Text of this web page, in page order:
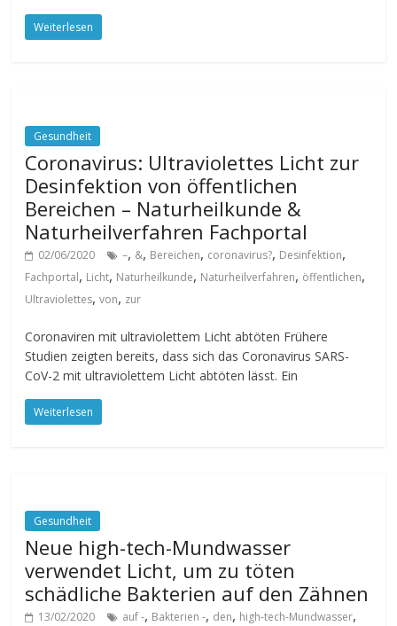
Weiterlesen
Gesundheit
Coronavirus: Ultraviolettes Licht zur
Desinfektion von öffentlichen
Bereichen – Naturheilkunde &
Naturheilverfahren Fachportal
02/06/2020 –, &, Bereichen, coronavirus?, Desinfektion,
Fachportal, Licht, Naturheilkunde, Naturheilverfahren, öffentlichen,
Ultraviolettes,von, zur
Coronaviren mit ultraviolettem Licht abtöten Frühere
Studien zeigten bereits, dass sich das Coronavirus SARS-
CoV-2 mit ultraviolettem Licht abtöten lässt. Ein
Weiterlesen
Gesundheit
Neue high-tech-Mundwasser
verwendet Licht, um zu töten
schädliche Bakterien auf den Zähnen
13/02/2020 auf -, Bakterien -, den, high-tech-Mundwasser,